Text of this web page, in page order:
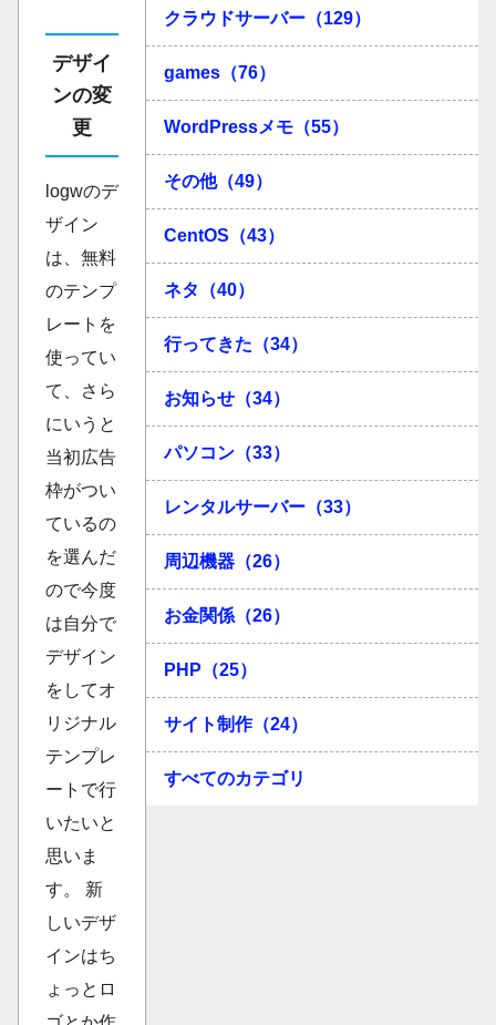
デザイ
ンの変
更
logwのデ
ザイン
は、無料
のテンプ
レートを
使ってい
て、さら
にいうと
当初広告
枠がつい
ているの
を選んだ
ので今度
は自分で
デザイン
をしてオ
リジナル
テンプレ
ートで行
いたいと
思いま
す。 新
しいデザ
インはち
ょっとロ
クラウドサーバー（129）
games（76）
WordPressメモ（55）
その他（49）
CentOS（43）
ネタ（40）
行ってきた（34）
お知らせ（34）
パソコン（33）
レンタルサーバー（33）
周辺機器（26）
お金関係（26）
PHP（25）
サイト制作（24）
すべてのカテゴリ